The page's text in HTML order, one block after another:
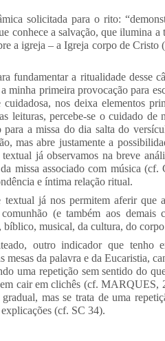
solicitada para o rito:
a salvação, que ilumina a
a igreja – a Igreja corpo de
fundamentar a ritualidade desse
primeira provocação para
nos deixa elementos
leituras, percebe-se o cuidado
a missa do dia salta do
mas abre justamente a
já observamos na breve
missa associado com música
e íntima relação ritual.
já nos permitem aferir que
(e também aos demais
musical, da cultura, do
outro indicador que tenho
da palavra e da Eucaristia,
uma repetição sem sentido do
cair em clichês (cf. MARQUES,
mas se trata de uma
(cf. SC 34).